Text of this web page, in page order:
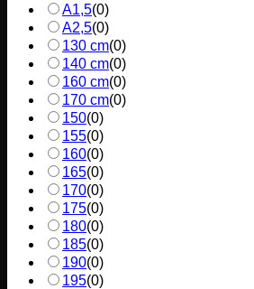
A1,5(0)
A2,5(0)
130 cm(0)
140 cm(0)
160 cm(0)
170 cm(0)
150(0)
155(0)
160(0)
165(0)
170(0)
175(0)
180(0)
185(0)
190(0)
195(0)